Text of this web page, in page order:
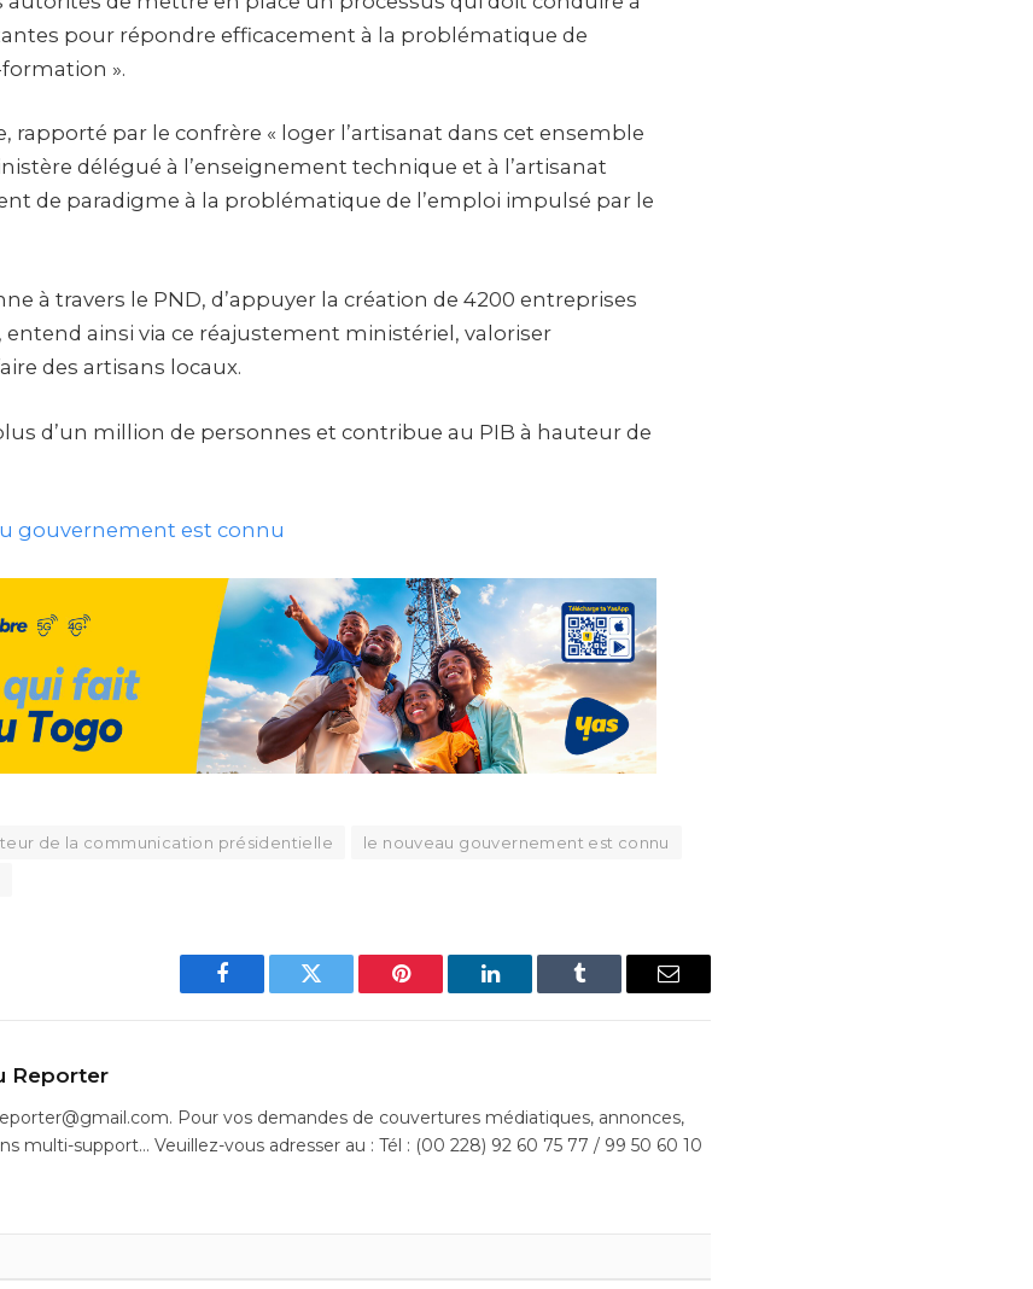
pour répondre efficacement à la problématique de
».
rapporté par le confrère « loger l’artisanat dans cet ensemble
délégué à l’enseignement technique et à l’artisanat
de paradigme à la problématique de l’emploi impulsé par le
à travers le PND, d’appuyer la création de 4200 entreprises
entend ainsi via ce réajustement ministériel, valoriser
des artisans locaux.
d’un million de personnes et contribue au PIB à hauteur de
gouvernement est connu
de la communication présidentielle
le nouveau gouvernement est connu
Facebook Twitter Pinterest LinkedIn Tumblr Email
Reporter
Pour vos demandes de couvertures médiatiques, annonces,
multi-support… Veuillez-vous adresser au : Tél : (00 228) 92 60 75 77 / 99 50 60 10